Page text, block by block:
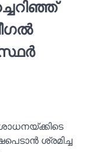
ശ്രമിച്ച